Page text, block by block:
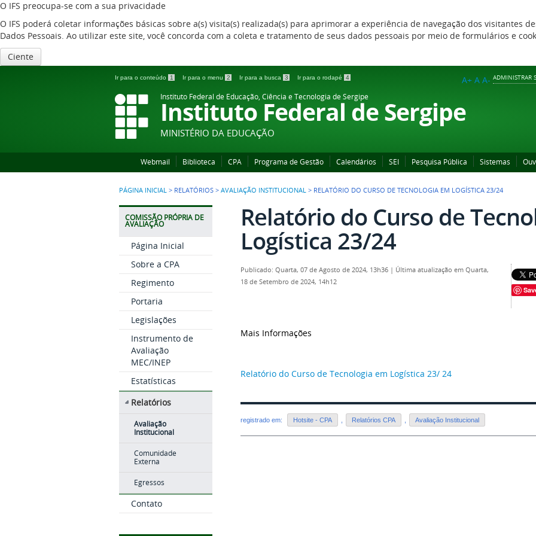
O IFS preocupa-se com a sua privacidade
O IFS poderá coletar informações básicas sobre a(s) visita(s) realizada(s) para aprimorar a experiência de navegação dos visitantes
Dados Pessoais. Ao utilizar este site, você concorda com a coleta e tratamento de seus dados pessoais por meio de formulários e
Ciente
Ir para o conteúdo 1 Ir para o menu 2 Ir para a busca 3 Ir para o rodapé 4 ADMINISTRAR
A+ A A-
Instituto Federal de Educação, Ciência e Tecnologia de Sergipe
Instituto Federal de Sergipe
MINISTÉRIO DA EDUCAÇÃO
Webmail Biblioteca CPA Programa de Gestão Calendários SEI Pesquisa Pública Sistemas
PÁGINA INICIAL > RELATÓRIOS > AVALIAÇÃO INSTITUCIONAL > RELATÓRIO DO CURSO DE TECNOLOGIA EM LOGÍSTICA 23/24
COMISSÃO PRÓPRIA DE
AVALIAÇÃO
Página Inicial
Sobre a CPA
Regimento
Portaria
Legislações
Instrumento de
Avaliação
MEC/INEP
Estatísticas
Relatórios
Avaliação
Institucional
Comunidade
Externa
Egressos
Contato
Relatório do Curso de
Logística 23/24
Publicado: Quarta, 07 de Agosto de 2024, 13h36 | Última atualização em Quarta,
18 de Setembro de 2024, 14h12
Mais Informações
Relatório do Curso de Tecnologia em Logística 23/ 24
registrado em: Hotsite - CPA Relatórios CPA Avaliação Institucional